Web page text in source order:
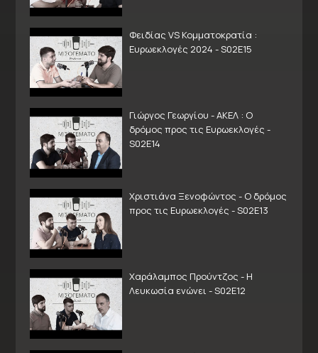
Φειδίας VS Κομματοκρατία :
Ευρωεκλογές 2024 - S02E15
Γιώργος Γεωργίου - ΑΚΕΛ : Ο
δρόμος προς τις Ευρωεκλογές -
S02E14
Χριστιάνα Ξενοφώντος - Ο δρόμος
προς τις Ευρωεκλογές - S02E13
Χαράλαμπος Προύντζος - Η
Λευκωσία ενώνει - S02E12